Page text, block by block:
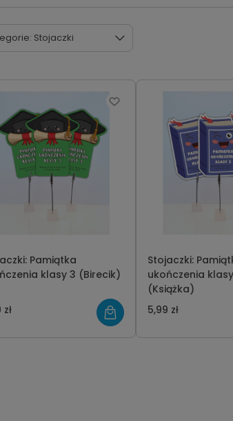
Stojaczki
Pamiątka
klasy 3 (Birecik)
Stojaczki:
ukończenia
(Książka)
5,99 zł